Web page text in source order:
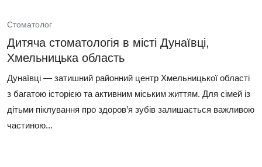
Стоматолог
Дитяча стоматологія в місті Дунаївці,
Хмельницька область
Дунаївці — затишний районний центр Хмельницької області
з багатою історією та активним міським життям. Для сімей із
дітьми піклування про здоров’я зубів залишається важливою
частиною...